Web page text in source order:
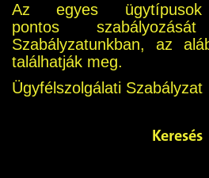
Az egyes ügytípusok
pontos szabályozását
Szabályzatunkban, az
találhatják meg.
Ügyfélszolgálati Szabályzat
Keresés